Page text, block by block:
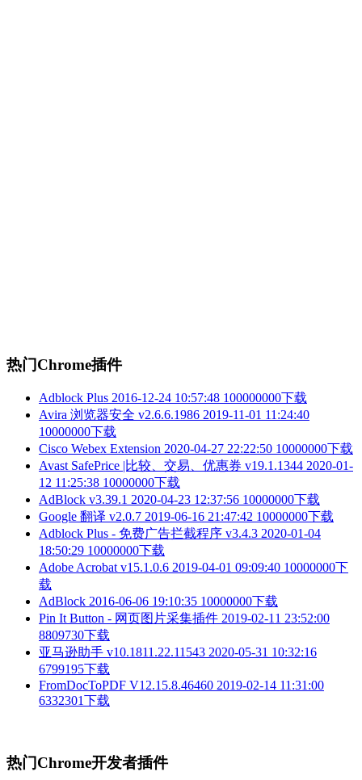
热门Chrome插件
Adblock Plus 2016-12-24 10:57:48 100000000下载
Avira 浏览器安全 v2.6.6.1986 2019-11-01 11:24:40
10000000下载
Cisco Webex Extension 2020-04-27 22:22:50 10000000下载
Avast SafePrice |比较、交易、优惠券 v19.1.1344 2020-01-
12 11:25:38 10000000下载
AdBlock v3.39.1 2020-04-23 12:37:56 10000000下载
Google 翻译 v2.0.7 2019-06-16 21:47:42 10000000下载
Adblock Plus - 免费广告拦截程序 v3.4.3 2020-01-04
18:50:29 10000000下载
Adobe Acrobat v15.1.0.6 2019-04-01 09:09:40 10000000下
载
AdBlock 2016-06-06 19:10:35 10000000下载
Pin It Button - 网页图片采集插件 2019-02-11 23:52:00
8809730下载
亚马逊助手 v10.1811.22.11543 2020-05-31 10:32:16
6799195下载
FromDocToPDF V12.15.8.46460 2019-02-14 11:31:00
6332301下载
热门Chrome开发者插件